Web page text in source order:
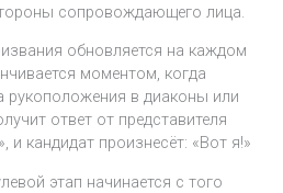
сопровождающего лица.
обновляется на каждом
моментом, когда
рукоположения в диаконы или
ответ от представителя
и кандидат произнесёт: «Вот я!»
этап начинается с того